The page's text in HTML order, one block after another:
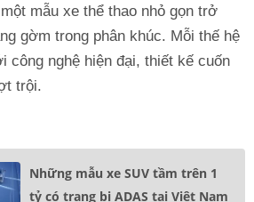
mẫu xe thể thao nhỏ gọn trở
gờm trong phân khúc. Mỗi thế hệ
công nghệ hiện đại, thiết kế cuốn
trội.
Những mẫu xe SUV tầm trên 1
tỷ có trang bị ADAS tại Việt Nam